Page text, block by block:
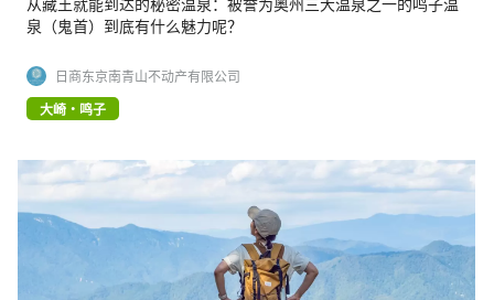
泉（鬼首）到底有什么魅力呢？
日商东京南青山不动产有限公司
大崎・鸣子